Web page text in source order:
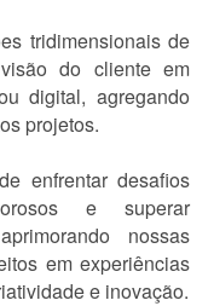
tridimensionais de
do cliente em
digital, agregando
projetos.
enfrentar desafios
e superar
nossas
em experiências
e inovação.